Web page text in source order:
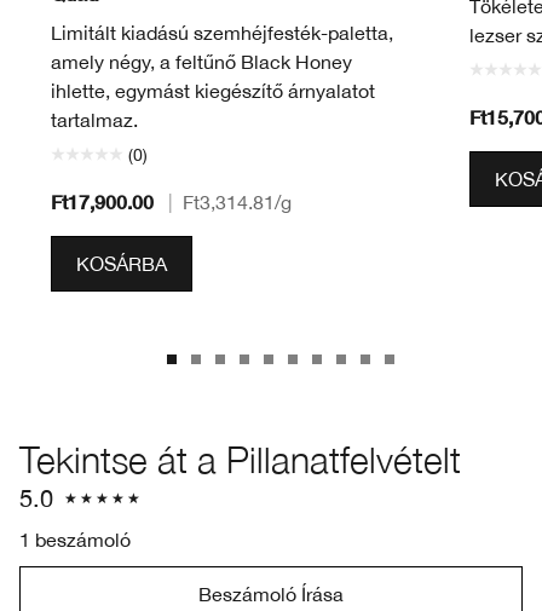
Limitált kiadású szemhéjfesték-paletta,
amely négy, a feltűnő Black Honey
ihlette, egymást kiegészítő árnyalatot
tartalmaz.
(0)
Ft17,900.00 Ft3,314.81/g
KOSÁRBA
lezser
Tekintse át a Pillanatfelvételt
5.0
1 beszámoló
Beszámoló Írása